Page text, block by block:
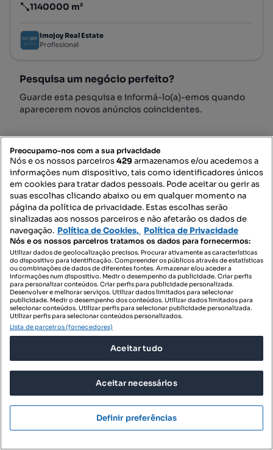
Preço por metro quadrado
1140000 m²
Imojoy Real Estate
Profissional
Pesquisa um negócio perfeito?
Guarde esta pesquisa e informá-lo(a)-emos quando
aparecerem novos anúncios coincidentes.
ID de pesquisa ID de pesquisa
Preocupamo-nos com a sua privacidade
Nós e os nossos parceiros429armazenamos e/ou acedemos a
informações num dispositivo, tais como identificadores únicos
em cookies para tratar dados pessoais. Pode aceitar ou gerir as
suas escolhas clicando abaixo ou em qualquer momento na
página da política de privacidade. Estas escolhas serão
sinalizadas aos nossos parceiros e não afetarão os dados de
navegação. Política de Cookies, Política de Privacidade
Nós e os nossos parceiros tratamos os dados para fornecermos:
Utilizar dados de geolocalização precisos. Procurar ativamente as características
do dispositivo para identificação. Compreender os públicos através de estatísticas
ou combinações de dados de diferentes fontes. Armazenar e/ou aceder a
informações num dispositivo. Medir o desempenho da publicidade. Criar perfis
para personalizar conteúdos. Criar perfis para publicidade personalizada.
Desenvolver e melhorar serviços. Utilizar dados limitados para selecionar
publicidade. Medir o desempenho dos conteúdos. Utilizar dados limitados para
selecionar conteúdos. Utilizar perfis para selecionar publicidade personalizada.
Utilizar perfis para selecionar conteúdos personalizados.
Lista de parceiros (fornecedores)
Aceitar tudo
Aceitar necessários
Definir preferências